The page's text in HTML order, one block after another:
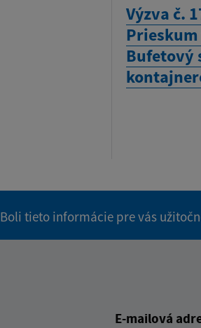
Výzva č.
Bufetový
Boli tieto informácie pre vás
E-mailová